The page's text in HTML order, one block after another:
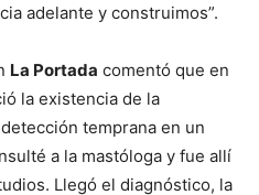
adelante y construimos”.
La Portada comentó que en
la existencia de la
temprana en un
a la mastóloga y fue allí
Llegó el diagnóstico, la